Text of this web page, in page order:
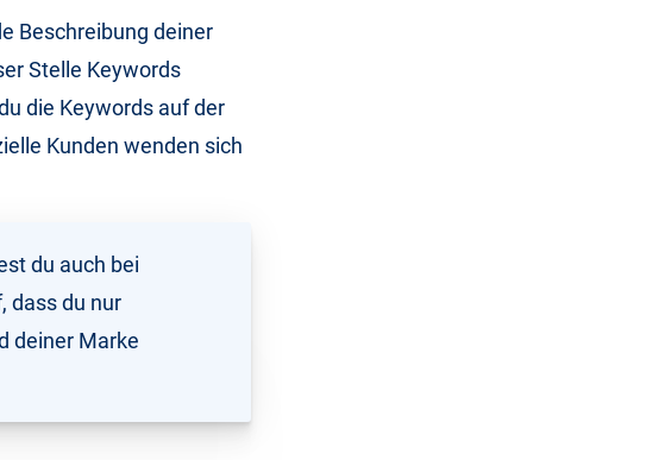
Beschreibung deiner
Stelle Keywords
die Keywords auf der
Kunden wenden sich
du auch bei
dass du nur
deiner Marke